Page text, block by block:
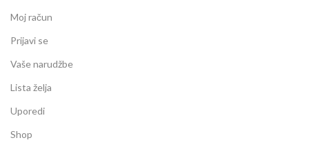
Moj račun
Prijavi se
Vaše narudžbe
Lista želja
Uporedi
Shop